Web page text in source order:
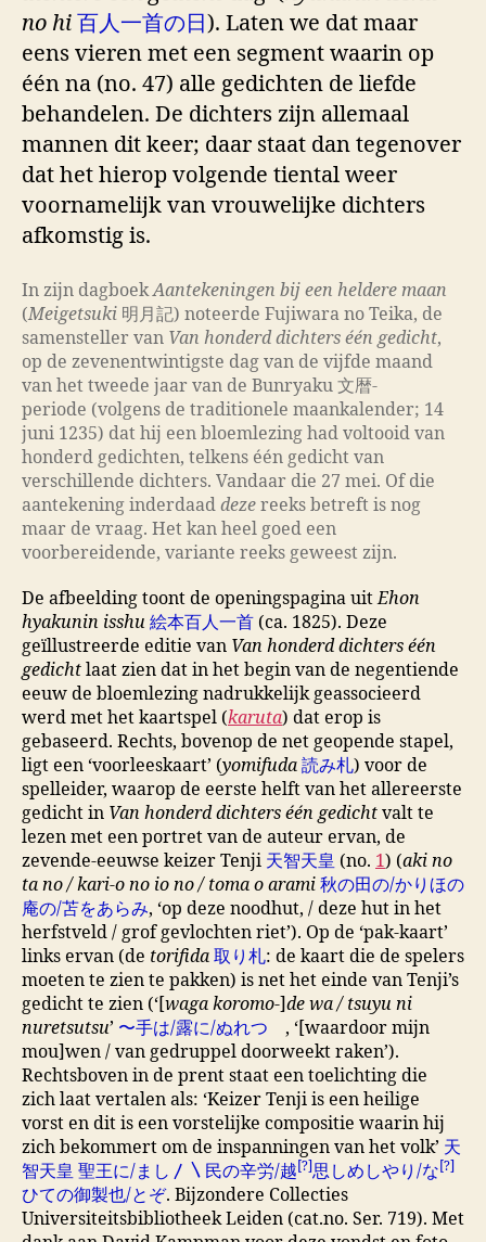
no hi 百人一首の日). Laten we dat maar
eens vieren met een segment waarin op
één na (no. 47) alle gedichten de liefde
behandelen. De dichters zijn allemaal
mannen dit keer; daar staat dan tegenover
dat het hierop volgende tiental weer
voornamelijk van vrouwelijke dichters
afkomstig is.
In zijn dagboekAantekeningen bij een heldere maan
(Meigetsuki 明月記) noteerde Fujiwara no Teika, de
samensteller van Van honderd dichters één gedicht,
op de zevenentwintigste dag van de vijfde maand
van het tweede jaar van de Bunryaku 文暦-
periode (volgens de traditionele maankalender; 14
juni 1235) dat hij een bloemlezing had voltooid van
honderd gedichten, telkens één gedicht van
verschillende dichters. Vandaar die 27 mei. Of die
aantekening inderdaad deze reeks betreft is nog
maar de vraag. Het kan heel goed een
voorbereidende, variante reeks geweest zijn.
De afbeelding toont de openingspagina uitEhon
hyakunin isshu 絵本百人一首 (ca. 1825). Deze
geïllustreerde editie van Van honderd dichters één
gedicht laat zien dat in het begin van de negentiende
eeuw de bloemlezing nadrukkelijk geassocieerd
werd met het kaartspel (karuta) dat erop is
gebaseerd. Rechts, bovenop de net geopende stapel,
ligt een ‘voorleeskaart’ (yomifuda 読み札) voor de
spelleider, waarop de eerste helft van het allereerste
gedicht in Van honderd dichters één gedicht valt te
lezen met een portret van de auteur ervan, de
zevende-eeuwse keizer Tenji 天智天皇 (no. 1) (aki no
ta no / kari-o no io no / toma o arami 秋の田の/かりほの
庵の/苫をあらみ, ‘op deze noodhut, / deze hut in het
herfstveld / grof gevlochten riet’). Op de ‘pak-kaart’
links ervan (de torifida 取り札: de kaart die de spelers
moeten te zien te pakken) is net het einde van Tenji’s
gedicht te zien (‘[waga koromo-]de wa / tsuyu ni
nuretsutsu’ 〜手は/露に/ぬれつゝ , ‘[waardoor mijn
mou]wen / van gedruppel doorweekt raken’).
Rechtsboven in de prent staat een toelichting die
zich laat vertalen als: ‘Keizer Tenji is een heilige
vorst en dit is een vorstelijke compositie waarin hij
zich bekommert om de inspanningen van het volk’ 天
智天皇 聖王に/まし〳〵民の辛労/越 [?]思しめしやり/な [?]
ひての御製也/とぞ. Bijzondere Collecties
Universiteitsbibliotheek Leiden (cat.no. Ser. 719). Met